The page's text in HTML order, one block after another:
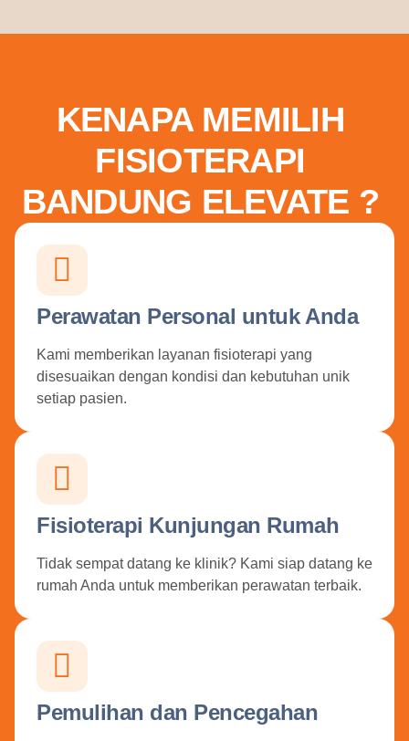
KENAPA MEMILIH
FISIOTERAPI
BANDUNG ELEVATE ?
Perawatan Personal untuk Anda
Kami memberikan layanan fisioterapi yang
disesuaikan dengan kondisi dan kebutuhan unik
setiap pasien.
Fisioterapi Kunjungan Rumah
Tidak sempat datang ke klinik? Kami siap datang ke
rumah Anda untuk memberikan perawatan terbaik.
Pemulihan dan Pencegahan